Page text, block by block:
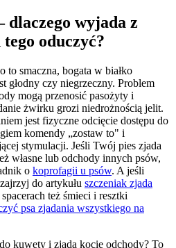
dlaczego wyjada z
oduczyć?
to smaczna, bogata w białko
głodny czy niegrzeczny. Problem
mogą przenosić pasożyty i
żwirku grozi niedrożnością jelit.
jest fizyczne odcięcie dostępu do
komendy „zostaw to" i
stymulacji. Jeśli Twój pies zjada
własne lub odchody innych psów,
o koprofagii u psów. A jeśli
do artykułu szczeniak zjada
też śmieci i resztki
psa zjadania wszystkiego na
kuwety i zjada kocie odchody? To